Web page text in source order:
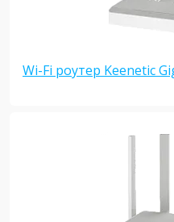
Wi-Fi роутер Keenetic